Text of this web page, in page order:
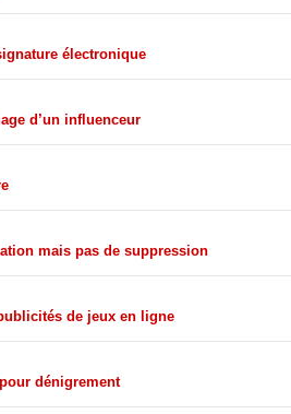
électronique
d’un influenceur
mais pas de suppression
de jeux en ligne
dénigrement